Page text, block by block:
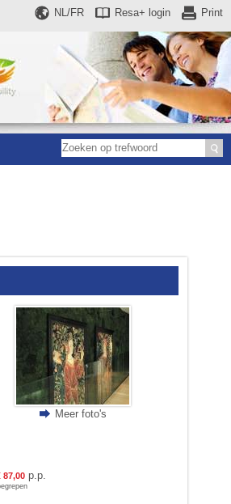
Print
Resa+ login
NL/FR
Meer foto's
87,00 p.p.